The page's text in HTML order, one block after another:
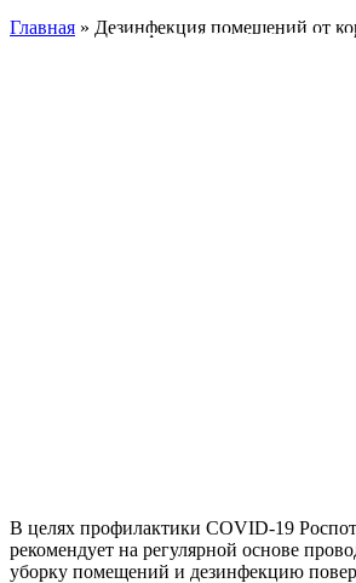
Главная » Дезинфекция помещений от
В целях профилактики COVID-19
рекомендует на регулярной основе
уборку помещений и дезинфекцию